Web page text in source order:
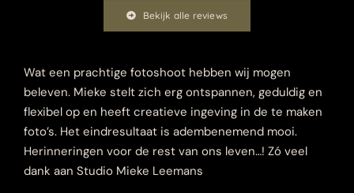
Bekijk alle reviews
Wat een prachtige fotoshoot hebben wij mogen
beleven. Mieke stelt zich erg ontspannen, geduldig en
flexibel op en heeft creatieve ingeving in de te maken
foto’s. Het eindresultaat is adembenemend mooi.
Herinneringen voor de rest van ons leven…! Zó veel
dank aan Studio Mieke Leemans